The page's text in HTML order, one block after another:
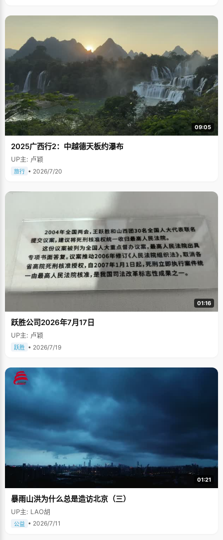
09:05
2025广西行2：中越德天板约瀑布
UP主: 卢颖
旅行 • 2026/7/20
01:16
跃胜公司2026年7月17日
UP主: 卢颖
跃胜 • 2026/7/19
01:21
暴雨山洪为什么总是造访北京（三）
UP主: LAO胡
公益 • 2026/7/11